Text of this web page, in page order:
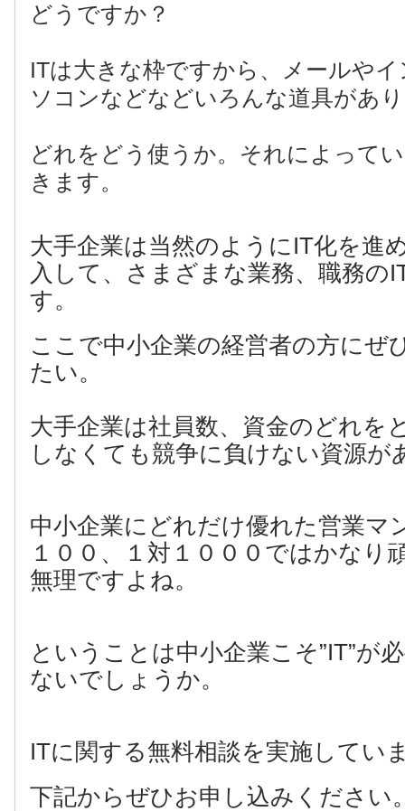
どうですか？
ITは大きな枠ですから、メールや
ソコンなどなどいろんな道具があ
どれをどう使うか。それによって
きます。
大手企業は当然のようにIT化を進
入して、さまざまな業務、職務の
す。
ここで中小企業の経営者の方にぜ
たい。
大手企業は社員数、資金のどれを
しなくても競争に負けない資源が
中小企業にどれだけ優れた営業マ
１００、１対１０００ではかなり
無理ですよね。
ということは中小企業こそ”IT”が
ないでしょうか。
ITに関する無料相談を実施してい
下記からぜひお申し込みください